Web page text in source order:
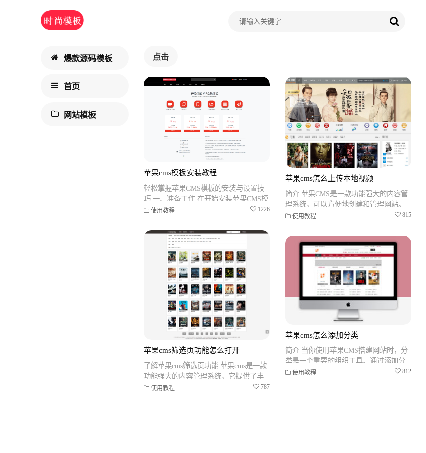
爆款源码模板
首页
网站模板
点击
苹果cms模板安装教程
轻松掌握苹果CMS模板的安装与设置技
巧 一、准备工作 在开始安装苹果CMS模
板之前,需要确保您已经拥有一个可用的
使用教程 1226
苹果cms怎么上传本地视频
简介 苹果CMS是一款功能强大的内容管
理系统，可以方便地创建和管理网站。
本教程将介绍如何使用苹果CMS上传本
使用教程 815
苹果cms筛选页功能怎么打开
了解苹果cms筛选页功能 苹果cms是一款
功能强大的内容管理系统，它提供了丰
富的功能和灵活的定制选项。其中，筛
使用教程 787
苹果cms怎么添加分类
简介 当你使用苹果CMS搭建网站时，分
类是一个重要的组织工具。通过添加分
类，你可以方便地将内容进行归类和管
使用教程 812